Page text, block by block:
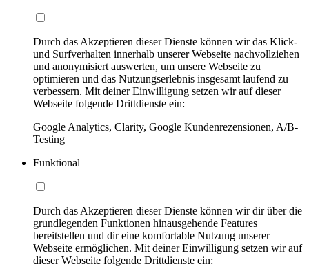
Durch das Akzeptieren dieser Dienste können wir das Klick-
und Surfverhalten innerhalb unserer Webseite nachvollziehen
und anonymisiert auswerten, um unsere Webseite zu
optimieren und das Nutzungserlebnis insgesamt laufend zu
verbessern. Mit deiner Einwilligung setzen wir auf dieser
Webseite folgende Drittdienste ein:
Google Analytics, Clarity, Google Kundenrezensionen, A/B-
Testing
Funktional
Durch das Akzeptieren dieser Dienste können wir dir über die
grundlegenden Funktionen hinausgehende Features
bereitstellen und dir eine komfortable Nutzung unserer
Webseite ermöglichen. Mit deiner Einwilligung setzen wir auf
dieser Webseite folgende Drittdienste ein: